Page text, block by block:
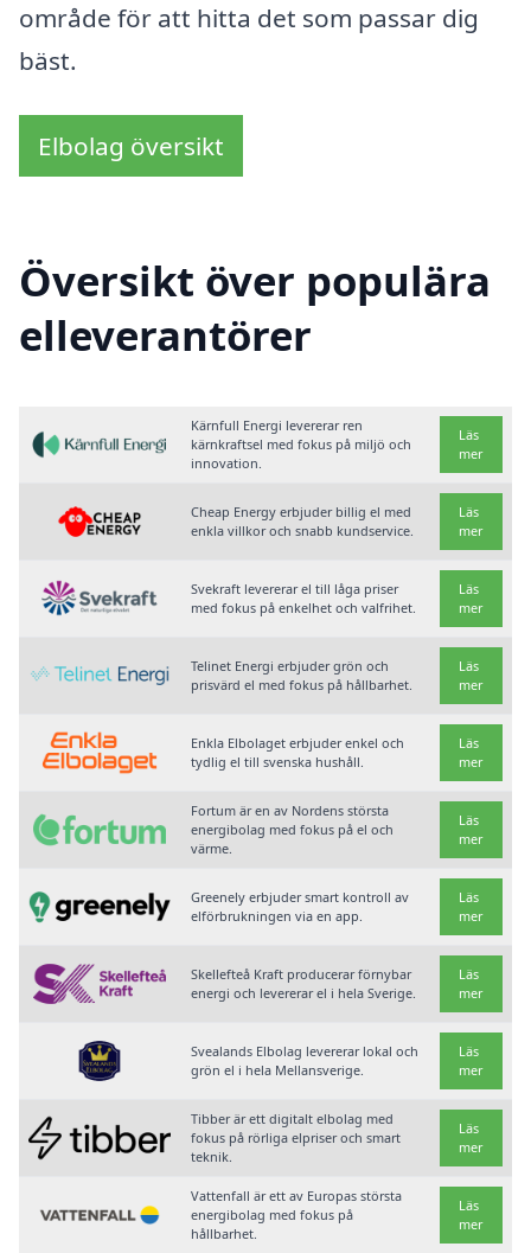
område för att hitta det som passar dig
bäst.
Elbolag översikt
Översikt över populära
elleverantörer
Kärnfull Energi levererar ren
kärnkraftsel med fokus på miljö och
innovation.
Läs
mer
Cheap Energy erbjuder billig el med
enkla villkor och snabb kundservice.
Läs
mer
Svekraft levererar el till låga priser
med fokus på enkelhet och valfrihet.
Läs
mer
Telinet Energi erbjuder grön och
prisvärd el med fokus på hållbarhet.
Läs
mer
Enkla Elbolaget erbjuder enkel och
tydlig el till svenska hushåll.
Läs
mer
Fortum är en av Nordens största
energibolag med fokus på el och
värme.
Läs
mer
Greenely erbjuder smart kontroll av
elförbrukningen via en app.
Läs
mer
Skellefteå Kraft producerar förnybar
energi och levererar el i hela Sverige.
Läs
mer
Svealands Elbolag levererar lokal och
grön el i hela Mellansverige.
Läs
mer
Tibber är ett digitalt elbolag med
fokus på rörliga elpriser och smart
teknik.
Läs
mer
Vattenfall är ett av Europas största
energibolag med fokus på
hållbarhet.
Läs
mer